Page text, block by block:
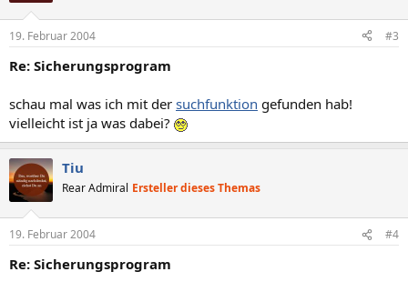
19. Februar 2004 #3
Re: Sicherungsprogram
schau mal was ich mit der suchfunktion gefunden hab!
vielleicht ist ja was dabei?
Tiu
Rear Admiral Ersteller dieses Themas
19. Februar 2004 #4
Re: Sicherungsprogram